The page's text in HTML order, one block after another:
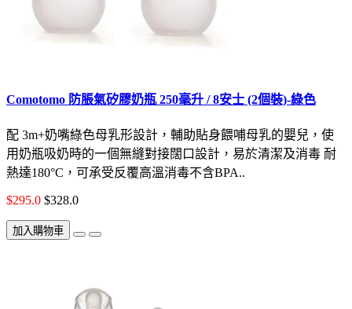
Comotomo 防脹氣矽膠奶瓶 250毫升 / 8安士 (2個裝)-綠色
配 3m+奶嘴綠色母乳形設計，輔助貼身餵哺母乳的嬰兒，使
用奶瓶吸奶時的一個無縫對接闊口設計，易於清潔及消毒 耐
熱達180°C，可承受反覆高溫消毒不含BPA..
$295.0 $328.0
加入購物車